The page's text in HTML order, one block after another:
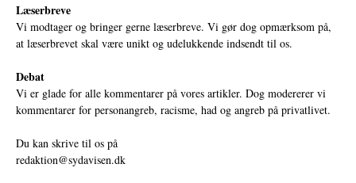
Læserbreve
Vi modtager og bringer gerne læserbreve. Vi gør dog opmærksom på,
at læserbrevet skal være unikt og udelukkende indsendt til os.
Debat
Vi er glade for alle kommentarer på vores artikler. Dog modererer vi
kommentarer for personangreb, racisme, had og angreb på privatlivet.
Du kan skrive til os på
redaktion@sydavisen.dk